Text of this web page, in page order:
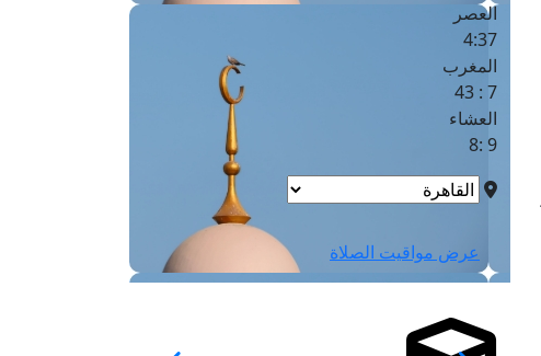
العصر
4:37
المغرب
7 : 43
العشاء
9 :8
عرض مواقيت الصلاة